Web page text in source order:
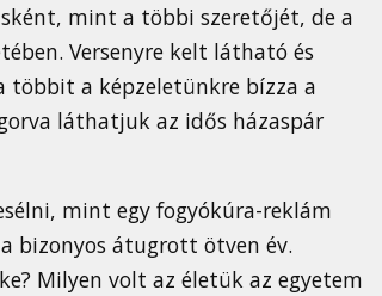
mint a többi szeretőjét, de a
Versenyre kelt látható és
többit a képzeletünkre bízza a
láthatjuk az idős házaspár
mint egy fogyókúra-reklám
bizonyos átugrott ötven év.
Milyen volt az életük az egyetem